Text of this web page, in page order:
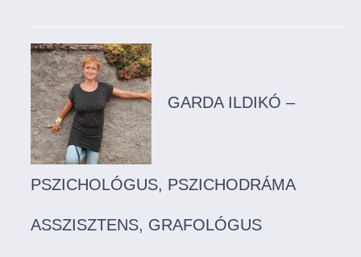
GARDA ILDIKÓ –
PSZICHOLÓGUS, PSZICHODRÁMA
ASSZISZTENS, GRAFOLÓGUS